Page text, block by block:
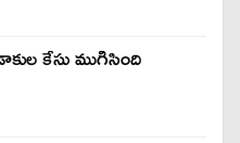
కేసు ముగిసింది